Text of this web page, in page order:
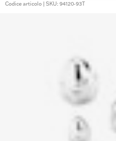
Codice articolo | SKU: 94120-93T